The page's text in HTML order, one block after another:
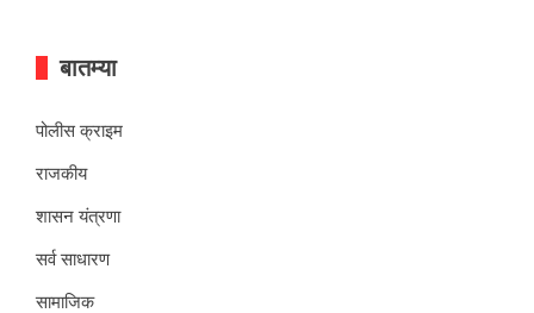
बातम्या
पोलीस क्राइम
राजकीय
शासन यंत्रणा
सर्व साधारण
सामाजिक